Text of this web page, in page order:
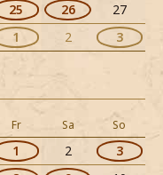
25 26
27
1 2 3
Fr Sa So
1 2
3